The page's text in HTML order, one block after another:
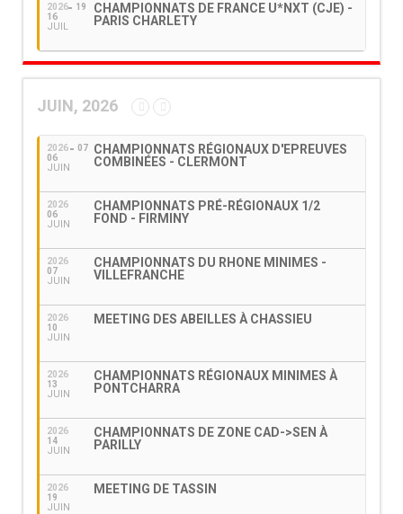
2026
16
JUIL
19
CHAMPIONNATS DE FRANCE U*NXT (CJE) -
PARIS CHARLETY
JUIN, 2026
2026
06
JUIN
07
CHAMPIONNATS RÉGIONAUX D'EPREUVES
COMBINÉES - CLERMONT
2026
06
JUIN
CHAMPIONNATS PRÉ-RÉGIONAUX 1/2
FOND - FIRMINY
2026
07
JUIN
CHAMPIONNATS DU RHONE MINIMES -
VILLEFRANCHE
2026
10
JUIN
MEETING DES ABEILLES À CHASSIEU
2026
13
JUIN
CHAMPIONNATS RÉGIONAUX MINIMES À
PONTCHARRA
2026
14
JUIN
CHAMPIONNATS DE ZONE CAD->SEN À
PARILLY
2026
19
JUIN
MEETING DE TASSIN